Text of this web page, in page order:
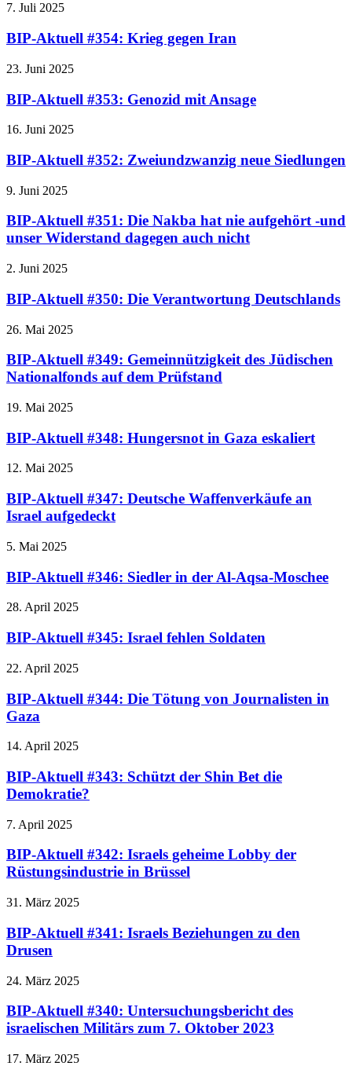
7. Juli 2025
BIP-Aktuell #354: Krieg gegen Iran
23. Juni 2025
BIP-Aktuell #353: Genozid mit Ansage
16. Juni 2025
BIP-Aktuell #352: Zweiundzwanzig neue Siedlungen
9. Juni 2025
BIP-Aktuell #351: Die Nakba hat nie aufgehört -und
unser Widerstand dagegen auch nicht
2. Juni 2025
BIP-Aktuell #350: Die Verantwortung Deutschlands
26. Mai 2025
BIP-Aktuell #349: Gemeinnützigkeit des Jüdischen
Nationalfonds auf dem Prüfstand
19. Mai 2025
BIP-Aktuell #348: Hungersnot in Gaza eskaliert
12. Mai 2025
BIP-Aktuell #347: Deutsche Waffenverkäufe an
Israel aufgedeckt
5. Mai 2025
BIP-Aktuell #346: Siedler in der Al-Aqsa-Moschee
28. April 2025
BIP-Aktuell #345: Israel fehlen Soldaten
22. April 2025
BIP-Aktuell #344: Die Tötung von Journalisten in
Gaza
14. April 2025
BIP-Aktuell #343: Schützt der Shin Bet die
Demokratie?
7. April 2025
BIP-Aktuell #342: Israels geheime Lobby der
Rüstungsindustrie in Brüssel
31. März 2025
BIP-Aktuell #341: Israels Beziehungen zu den
Drusen
24. März 2025
BIP-Aktuell #340: Untersuchungsbericht des
israelischen Militärs zum 7. Oktober 2023
17. März 2025